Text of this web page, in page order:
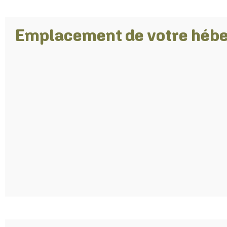
Emplacement de votre